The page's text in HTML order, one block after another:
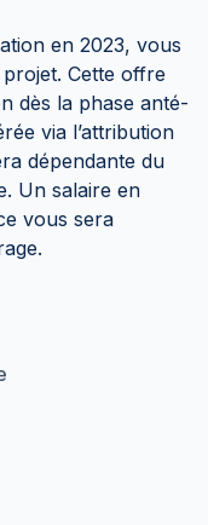
en 2023, vous
Cette offre
dès la phase anté-
via l’attribution
dépendante du
Un salaire en
vous sera